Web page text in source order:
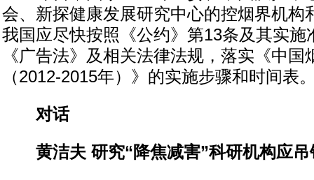
会、新探健康发展研究中心的控烟界机构
我国应尽快按照《公约》第13条及其实施
《广告法》及相关法律法规，落实《中国
（2012-2015年）》的实施步骤和时间表
对话
黄洁夫 研究“降焦减害”科研机构应吊